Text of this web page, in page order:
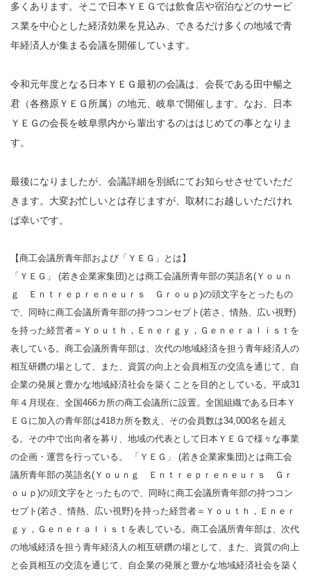
多くあります。そこで日本ＹＥＧでは飲食店や宿泊などのサービ
ス業を中心とした経済効果を見込み、できるだけ多くの地域で青
年経済人が集まる会議を開催しています。
令和元年度となる日本ＹＥＧ最初の会議は、会長である田中暢之
君（各務原ＹＥＧ所属）の地元、岐阜で開催します。なお、日本
ＹＥＧの会長を岐阜県内から輩出するのははじめての事となりま
す。
最後になりましたが、会議詳細を別紙にてお知らせさせていただ
きます。大変お忙しいとは存じますが、取材にお越しいただけれ
ば幸いです。
【商工会議所青年部および「ＹＥＧ」とは】
「ＹＥＧ」 (若き企業家集団)とは商工会議所青年部の英語名(Ｙｏｕｎ
ｇ Ｅｎｔｒｅｐｒｅｎｅｕｒｓ Ｇｒｏｕｐ)の頭文字をとったもの
で、同時に商工会議所青年部の持つコンセプト(若さ、情熱、広い視野)
を持った経営者＝Ｙｏｕｔｈ，Ｅｎｅｒｇｙ，Ｇｅｎｅｒａｌｉｓｔを
表している。商工会議所青年部は、次代の地域経済を担う青年経済人の
相互研鑽の場として、また、資質の向上と会員相互の交流を通じて、自
企業の発展と豊かな地域経済社会を築くことを目的としている。平成31
年４月現在、全国466カ所の商工会議所に設置。全国組織である日本Ｙ
ＥＧに加入の青年部は418カ所を数え、その会員数は34,000名を超え
る。その中で出向者を募り、地域の代表として日本ＹＥＧで様々な事業
の企画・運営を行っている。 「ＹＥＧ」 (若き企業家集団)とは商工会
議所青年部の英語名(Ｙｏｕｎｇ Ｅｎｔｒｅｐｒｅｎｅｕｒｓ Ｇｒ
ｏｕｐ)の頭文字をとったもので、同時に商工会議所青年部の持つコン
セプト(若さ、情熱、広い視野)を持った経営者＝Ｙｏｕｔｈ，Ｅｎｅｒ
ｇｙ，Ｇｅｎｅｒａｌｉｓｔを表している。商工会議所青年部は、次代
の地域経済を担う青年経済人の相互研鑽の場として、また、資質の向上
と会員相互の交流を通じて、自企業の発展と豊かな地域経済社会を築く